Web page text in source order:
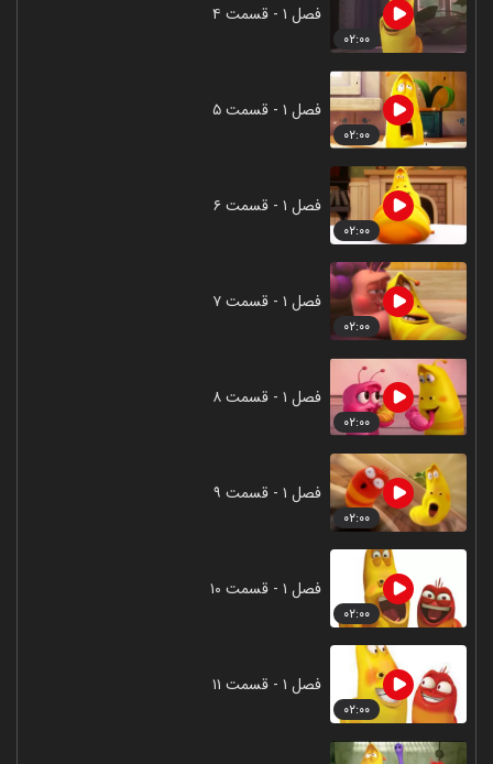
۰۲:۰۰
فصل ۱ - قسمت ۴
۰۲:۰۰
فصل ۱ - قسمت ۵
۰۲:۰۰
فصل ۱ - قسمت ۶
۰۲:۰۰
فصل ۱ - قسمت ۷
۰۲:۰۰
فصل ۱ - قسمت ۸
۰۲:۰۰
فصل ۱ - قسمت ۹
۰۲:۰۰
فصل ۱ - قسمت ۱۰
۰۲:۰۰
فصل ۱ - قسمت ۱۱